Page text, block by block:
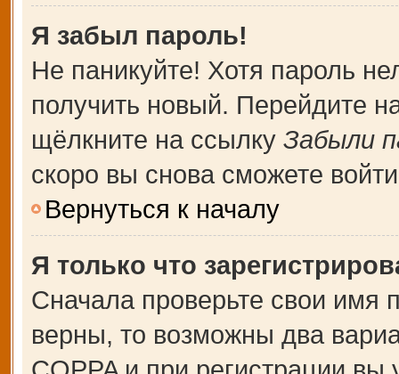
Я забыл пароль!
Не паникуйте! Хотя пароль
получить новый. Перейдите
щёлкните на ссылку Забыли
скоро вы снова сможете
Вернуться к началу
Я только что
Сначала проверьте свои имя
верны, то возможны два